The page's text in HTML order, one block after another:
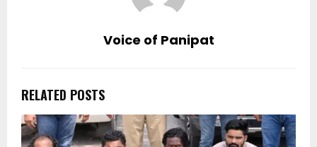
Voice of Panipat
RELATED POSTS